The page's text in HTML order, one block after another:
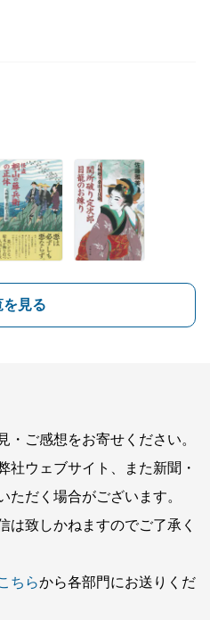
を見る
・ご感想をお寄せください。
社ウェブサイト、また新聞・
ただく場合がございます。
致しかねますのでご了承く
ちらから各部門にお送りくだ